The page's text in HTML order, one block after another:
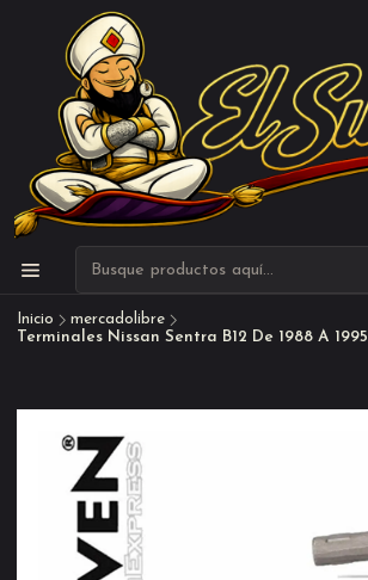
Inicio
mercadolibre
Terminales Nissan Sentra B12 De 1988 A